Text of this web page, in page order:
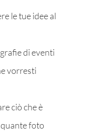
le tue idee al
di eventi
vorresti
ciò che è
foto